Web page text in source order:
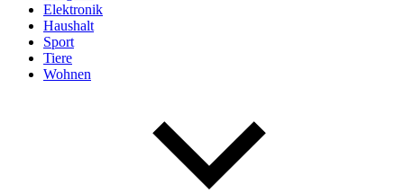
Elektronik
Haushalt
Sport
Tiere
Wohnen